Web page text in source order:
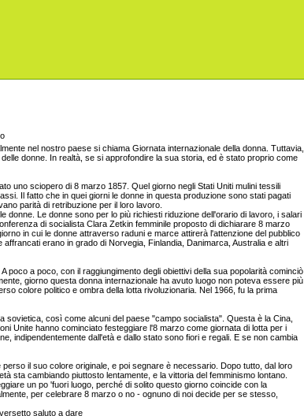
nel nostro paese si chiama Giornata internazionale della donna. Tuttavia,
donne. In realtà, se si approfondire la sua storia, ed è stato proprio come
uno sciopero di 8 marzo 1857. Quel giorno negli Stati Uniti mulini tessili
Il fatto che in quei giorni le donne in questa produzione sono stati pagati
parità di retribuzione per il loro lavoro.
donne. Le donne sono per lo più richiesti riduzione dell'orario di lavoro, i salari
di socialista Clara Zetkin femminile proposto di dichiarare 8 marzo
in cui le donne attraverso raduni e marce attirerà l'attenzione del pubblico
erano in grado di Norvegia, Finlandia, Danimarca, Australia e altri
poco a poco, con il raggiungimento degli obiettivi della sua popolarità cominciò
giorno questa donna internazionale ha avuto luogo non poteva essere più
colore politico e ombra della lotta rivoluzionaria. Nel 1966, fu la prima
così come alcuni del paese "campo socialista". Questa è la Cina,
Unite hanno cominciato festeggiare l'8 marzo come giornata di lotta per i
indipendentemente dall'età e dallo stato sono fiori e regali. E se non cambia
il suo colore originale, e poi segnare è necessario. Dopo tutto, dal loro
sta cambiando piuttosto lentamente, e la vittoria del femminismo lontano.
un po 'fuori luogo, perché di solito questo giorno coincide con la
per celebrare 8 marzo o no - ognuno di noi decide per se stesso,